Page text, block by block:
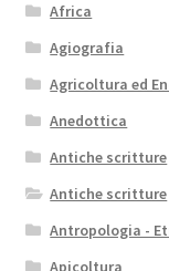
Africa
Agiografia
Agricoltura ed
Anedottica
Antiche scritture
Antiche scritture
Antropologia -
Apicoltura